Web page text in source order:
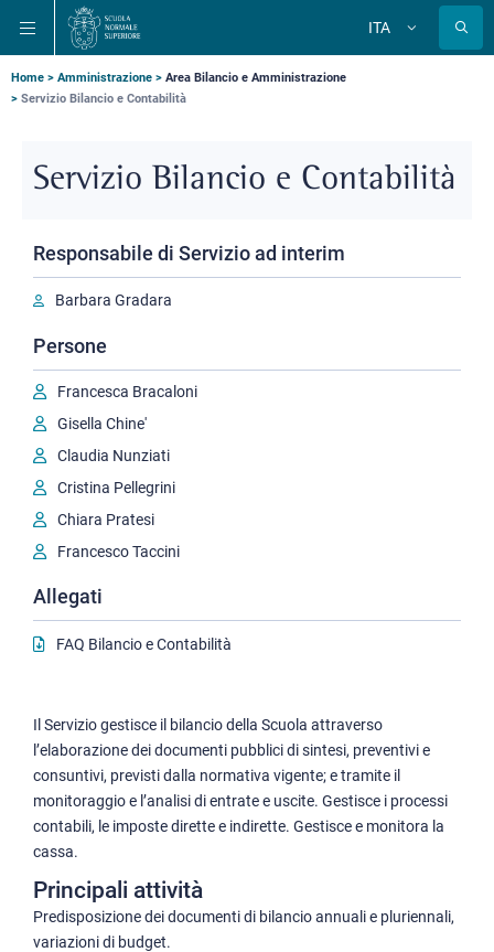
alla
navigazione
principale
contenuto
principale
alla
ricerca
principale
ITA
Briciole
Home Amministrazione
Area Bilancio e Amministrazione
Servizio Bilancio e Contabilità
Servizio Bilancio e Contabilità
Responsabile di Servizio ad interim
Barbara Gradara
Persone
Francesca Bracaloni
Gisella Chine'
Claudia Nunziati
Cristina Pellegrini
Chiara Pratesi
Francesco Taccini
Allegati
FAQ Bilancio e Contabilità
Il Servizio gestisce il bilancio della Scuola attraverso
l’elaborazione dei documenti pubblici di sintesi, preventivi e
consuntivi, previsti dalla normativa vigente; e tramite il
monitoraggio e l’analisi di entrate e uscite. Gestisce i processi
contabili, le imposte dirette e indirette. Gestisce e monitora la
cassa.
Principali attività
Predisposizione dei documenti di bilancio annuali e pluriennali,
variazioni di budget.